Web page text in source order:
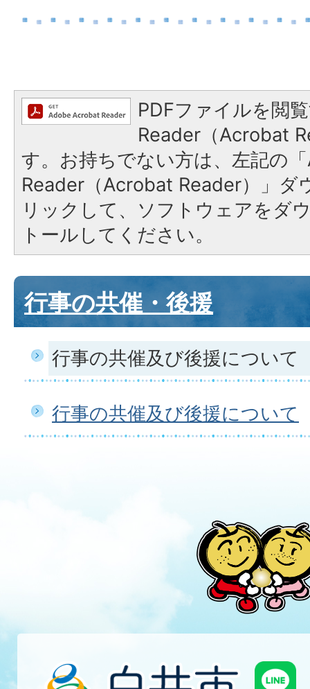
PDFファイルを閲
Reader（Acrobat
す。お持ちでない方は、左記の
Reader（Acrobat Reader）」ダ
リックして、ソフトウェアをダ
トールしてください。
行事の共催・後援
行事の共催及び後援について
行事の共催及び後援について